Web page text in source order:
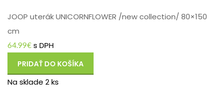
JOOP uterák UNICORNFLOWER /new collection/ 80×150
cm
64.99€ s DPH
PRIDAŤ DO KOŠÍKA
Na sklade 2 ks